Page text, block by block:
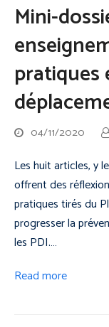
Mini-
pratiques
04/11/2020
Les huit articles, y
offrent des
pratiques tirés du
progresser la
les PDI.…
Read more